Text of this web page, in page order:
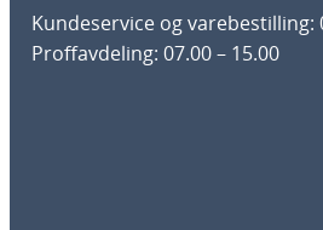
Kundeservice og varebestilling:
Proffavdeling: 07.00 – 15.00